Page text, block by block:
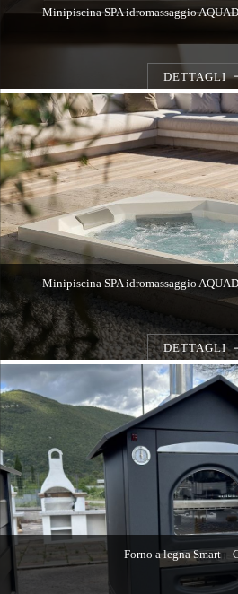
Minipiscina SPA idromassaggio
DETTAGLI
Minipiscina SPA idromassaggio
DETTAGLI
Forno a legna Smart –